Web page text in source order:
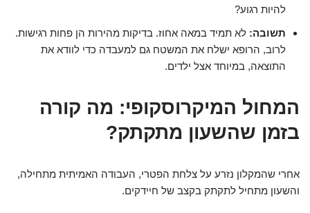
להיות רגוע?
תשובה: לא תמיד במאה אחוז. בדיקות מהירות הן פחות רגישות.
לרוב, הרופא ישלח את המשטח גם למעבדה כדי לוודא את
התוצאה, במיוחד אצל ילדים.
המחול המיקרוסקופי: מה קורה
בזמן שהשעון מתקתק?
אחרי שהמקלון נזרע על צלחת הפטרי, העבודה האמיתית מתחילה,
והשעון מתחיל לתקתק בקצב של חיידקים.